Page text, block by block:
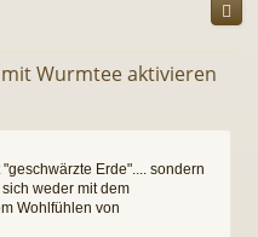
Wurmtee aktivieren
Erde".... sondern
weder mit dem
Wohlfühlen von